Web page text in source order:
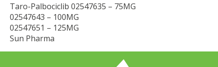
Taro-Palbociclib 02547635 – 75MG
02547643 – 100MG
02547651 – 125MG
Sun Pharma